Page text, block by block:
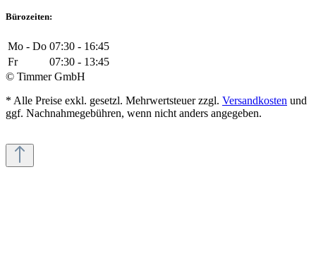
Bürozeiten:
Mo - Do 07:30 - 16:45
Fr
07:30 - 13:45
© Timmer GmbH
* Alle Preise exkl. gesetzl. Mehrwertsteuer zzgl. Versandkosten und
ggf. Nachnahmegebühren, wenn nicht anders angegeben.